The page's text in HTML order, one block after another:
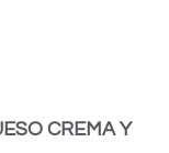
CREMA Y